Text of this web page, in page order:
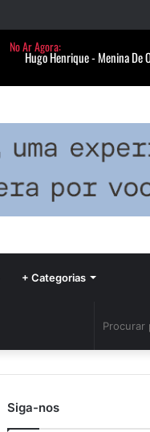
+ Categorias
Siga-nos